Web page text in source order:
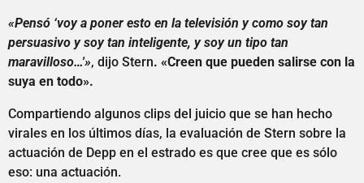
«Pensó ‘voy a poner esto en la televisión y como soy tan
persuasivo y soy tan inteligente, y soy un tipo tan
maravilloso…'», dijo Stern. «Creen que pueden salirse con la
suya en todo».
Compartiendo algunos clips del juicio que se han hecho
virales en los últimos días, la evaluación de Stern sobre la
actuación de Depp en el estrado es que cree que es sólo
eso: una actuación.